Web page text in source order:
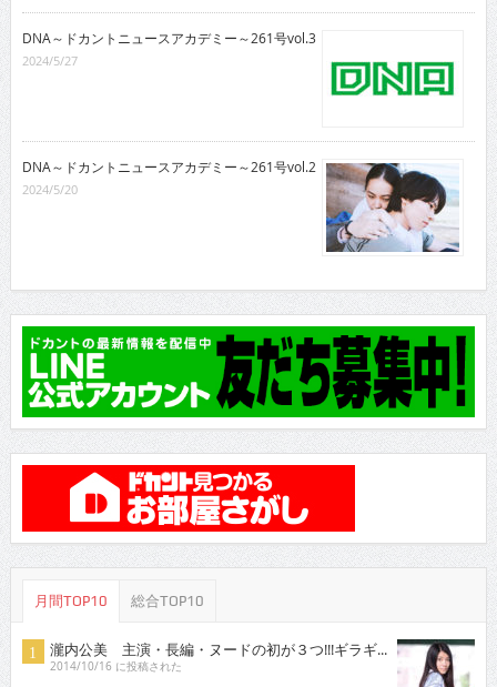
DNA～ドカントニュースアカデミー～261号vol.3
2024/5/27
DNA～ドカントニュースアカデミー～261号vol.2
2024/5/20
月間TOP10 総合TOP10
瀧内公美 主演・長編・ヌードの初が３つ!!!ギラギ...
2014/10/16 に投稿された